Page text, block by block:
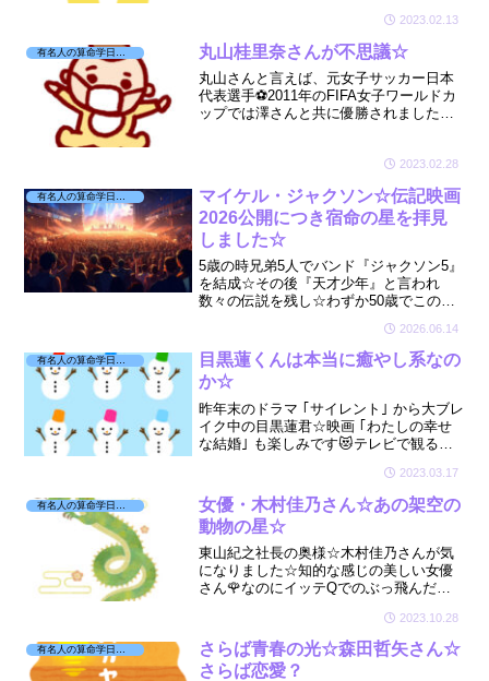
2023.02.13
丸山桂里奈さんが不思議☆
丸山さんと言えば、元女子サッカー日本
代表選手⚽2011年のFIFA女子ワールドカ
ップでは澤さんと共に優勝されましたよ
な発言の数々。そんな丸山さんが気にな
2023.02.28
有名人の算命学日記☆
マイケル・ジャクソン☆伝記映画
2026公開につき宿命の星を拝見
しました☆
5歳の時兄弟5人でバンド『ジャクソン5』
を結成☆その後『天才少年』と言われ
数々の伝説を残し☆わずか50歳でこの世
が日本公開☆マイケル・ジャクソンの宿
命の星を拝見しました☆🔮
2026.06.14
有名人の算命学日記☆
目黒蓮くんは本当に癒やし系なの
か☆
昨年末のドラマ ｢サイレント｣ から大ブレ
イク中の目黒蓮君☆映画 ｢わたしの幸せ
な結婚｣ も楽しみです😻テレビで観る目
メージ。そんな目黒君は本当に見たまま
の癒やし系なのか？見てみました☆
2023.03.17
女優・木村佳乃さん☆あの架空の
動物の星☆
東山紀之社長の奥様☆木村佳乃さんが気
になりました☆知的な感じの美しい女優
さん🌹なのにイッテQでのぶっ飛んだ一
架空の動物』の星で占めているとても強
い運勢をお持ちでした☆
2023.10.28
有名人の算命学日記☆
さらば青春の光☆森田哲矢さん☆
さらば恋愛？